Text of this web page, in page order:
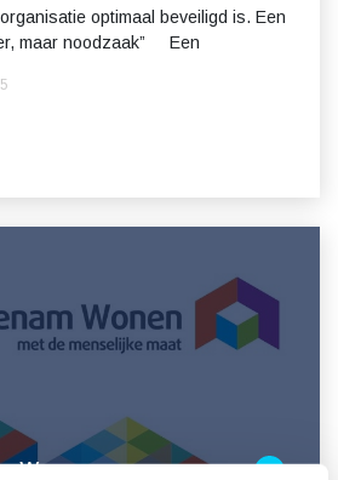
optimaal beveiligd is. Een
maar noodzaak” Een
Wonen